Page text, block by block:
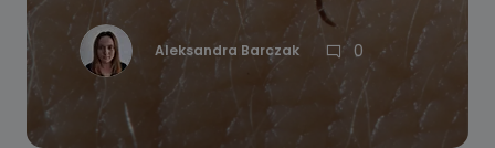
Aleksandra Barczak 0